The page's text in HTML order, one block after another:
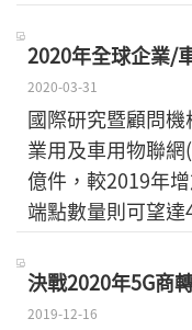
2020年全球企業/
2020-03-31
國際研究暨顧問
業用及車用物聯
億件，較2019年
端點數量則可望
決戰2020年5G商
2019-12-16